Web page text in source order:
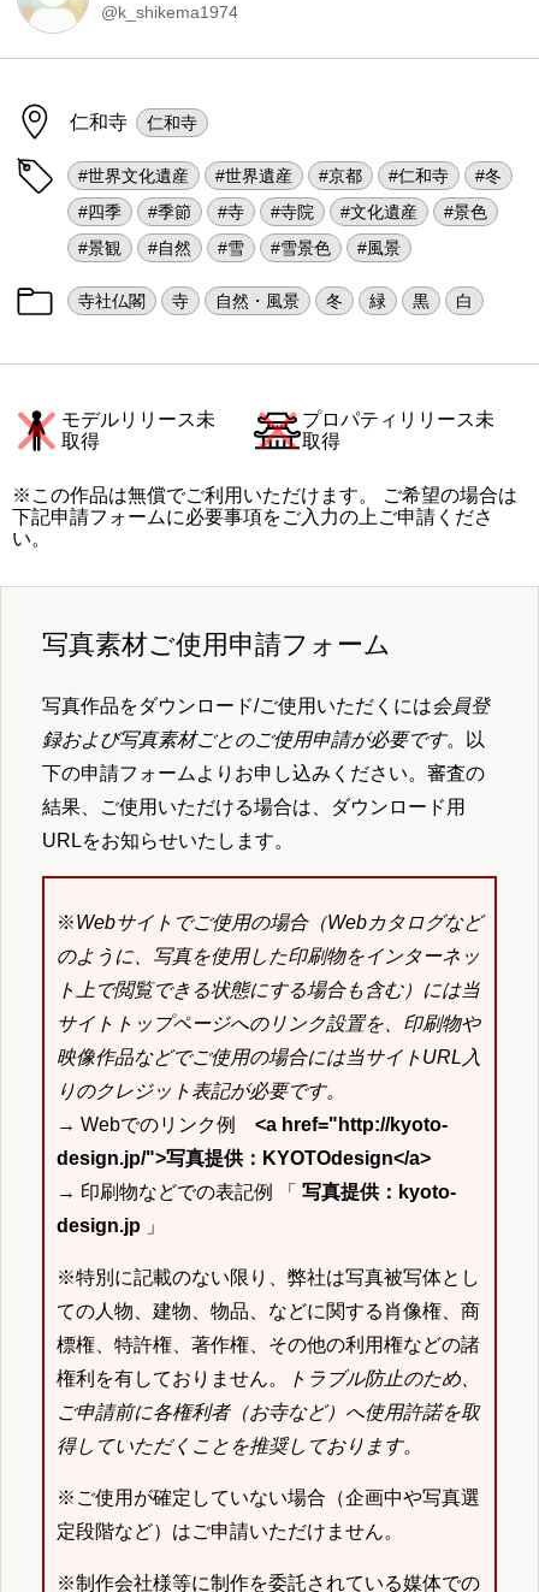
@k_shikema1974
仁和寺 仁和寺
#世界文化遺産 #世界遺産 #京都 #仁和寺
#冬
#四季
#季節 #寺 #寺院 #文化遺産
#景色
#景観
#自然 #雪 #雪景色 #風景
寺社仏閣 寺 自然・風景 冬 緑 黒 白
モデルリリース未
取得
プロパティリリース未
取得
※この作品は無償でご利用いただけます。 ご希望の場合は
下記申請フォームに必要事項をご入力の上ご申請くださ
い。
写真素材ご使用申請フォーム
写真作品をダウンロード/ご使用いただくには会員登
録および写真素材ごとのご使用申請が必要です。以
下の申請フォームよりお申し込みください。審査の
結果、ご使用いただける場合は、ダウンロード用
URLをお知らせいたします。
※Webサイトでご使用の場合（Webカタログなど
のように、写真を使用した印刷物をインターネッ
ト上で閲覧できる状態にする場合も含む）には当
サイトトップページへのリンク設置を、印刷物や
映像作品などでご使用の場合には当サイトURL入
りのクレジット表記が必要です。
→ Webでのリンク例 <a href="http://kyoto-
design.jp/">写真提供：KYOTOdesign</a>
→ 印刷物などでの表記例 「 写真提供：kyoto-
design.jp 」
※特別に記載のない限り、弊社は写真被写体とし
ての人物、建物、物品、などに関する肖像権、商
標権、特許権、著作権、その他の利用権などの諸
権利を有しておりません。
トラブル防止のため、
ご申請前に各権利者（お寺など）へ使用許諾を取
得していただくことを推奨しております。
※ご使用が確定していない場合（企画中や写真選
定段階など）はご申請いただけません。
※制作会社様等に制作を委託されている媒体での